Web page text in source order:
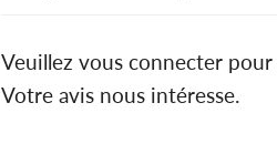
Veuillez vous connecter
Votre avis nous intéresse.